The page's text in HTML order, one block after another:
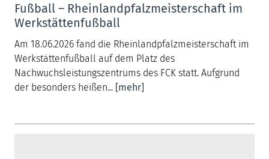
Fußball – Rheinlandpfalzmeisterschaft im
Werkstättenfußball
Am 18.06.2026 fand die Rheinlandpfalzmeisterschaft im
Werkstättenfußball auf dem Platz des
Nachwuchsleistungszentrums des FCK statt. Aufgrund
der besonders heißen... [mehr]